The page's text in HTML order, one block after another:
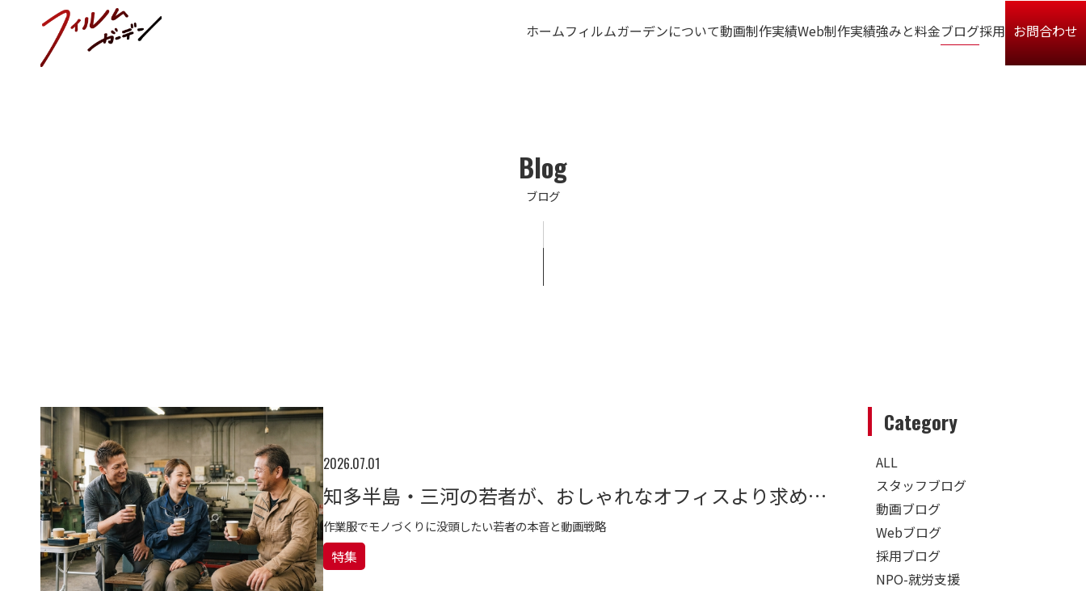
ホームフィルムガーデンについて動画制作実績Web制作実績強みと料金ブログ採用 お問合わせ
Blog
ブログ
Category
ALL
スタッフブログ
動画ブログ
Webブログ
採用ブログ
NPO-就労支援
2026.07.01
知多半島・三河の若者が、おしゃれなオフィスより求めているもの
作業服でモノづくりに没頭したい若者の本音と動画戦略
特集